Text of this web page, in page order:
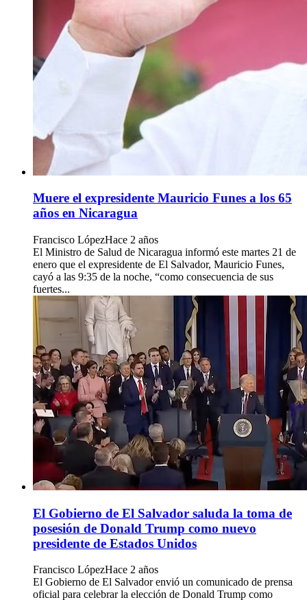
Muere el expresidente Mauricio Funes a los 65
años en Nicaragua
Francisco LópezHace 2 años
El Ministro de Salud de Nicaragua informó este martes 21 de
enero que el expresidente de El Salvador, Mauricio Funes,
cayó a las 9:35 de la noche, “como consecuencia de sus
fuertes...
El Gobierno de El Salvador saluda la toma de
posesión de Donald Trump como nuevo
presidente de Estados Unidos
Francisco LópezHace 2 años
El Gobierno de El Salvador envió un comunicado de prensa
oficial para celebrar la elección de Donald Trump como